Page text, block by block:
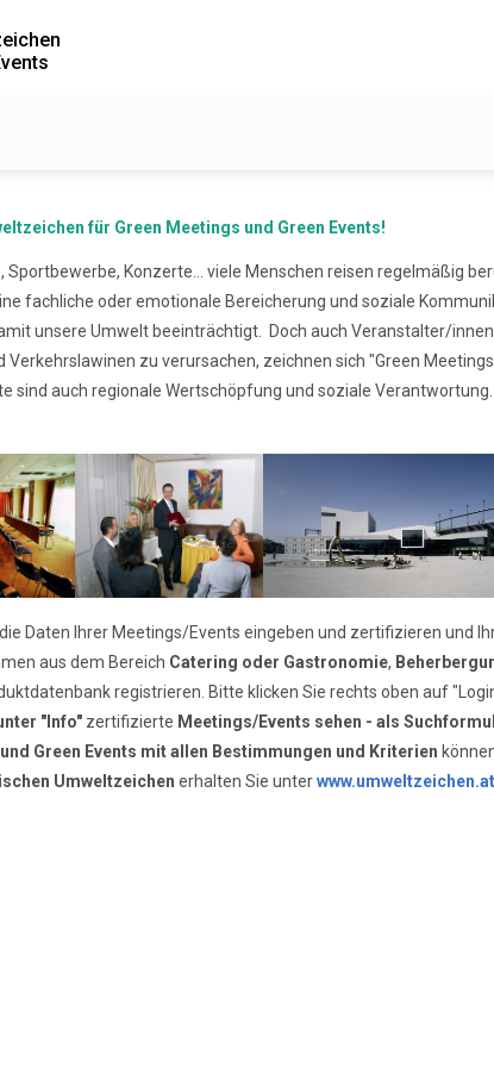
für Green Meetings und Green Events!
Sportbewerbe, Konzerte... viele Menschen reisen regelmäßig
fachliche oder emotionale Bereicherung und soziale
unsere Umwelt beeinträchtigt. Doch auch Veranstalter/
zu verursachen, zeichnen sich "Green
sind auch regionale Wertschöpfung und soziale
Daten Ihrer Meetings/Events eingeben und zertifizieren und
aus dem Bereich Catering oder Gastronomie,
registrieren. Bitte klicken Sie rechts oben auf
"Info" zertifizierte Meetings/Events sehen - als
Green Events mit allen Bestimmungen und Kriterien
Umweltzeichen erhalten Sie unterwww.umweltzeichen.at